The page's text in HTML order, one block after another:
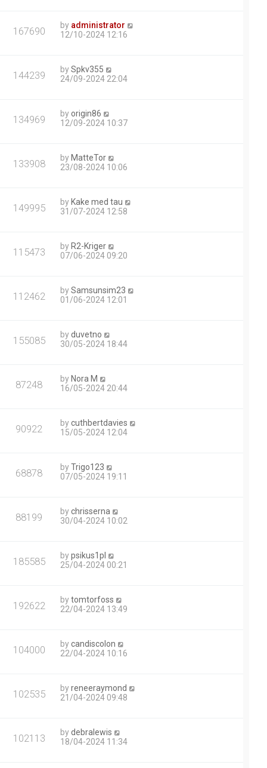
167690 by administrator
12/10-2024 12:16
144239 bySpkv355
24/09-2024 22:04
134969 byorigin86
12/09-2024 10:37
133908 by MatteTor
23/08-2024 10:06
149995 by Kake med tau
31/07-2024 12:58
115473 by R2-Kriger
07/06-2024 09:20
112462 bySamsunsim23
01/06-2024 12:01
155085 byduvetno
30/05-2024 18:44
87248 by Nora M
16/05-2024 20:44
90922 bycuthbertdavies
15/05-2024 12:04
68878 byTrigo123
07/05-2024 19:11
88199 bychrisserna
30/04-2024 10:02
185585 bypsikus1pl
25/04-2024 00:21
192622 bytomtorfoss
22/04-2024 13:49
104000 bycandiscolon
22/04-2024 10:16
102535 byreneeraymond
21/04-2024 09:48
102113 bydebralewis
18/04-2024 11:34